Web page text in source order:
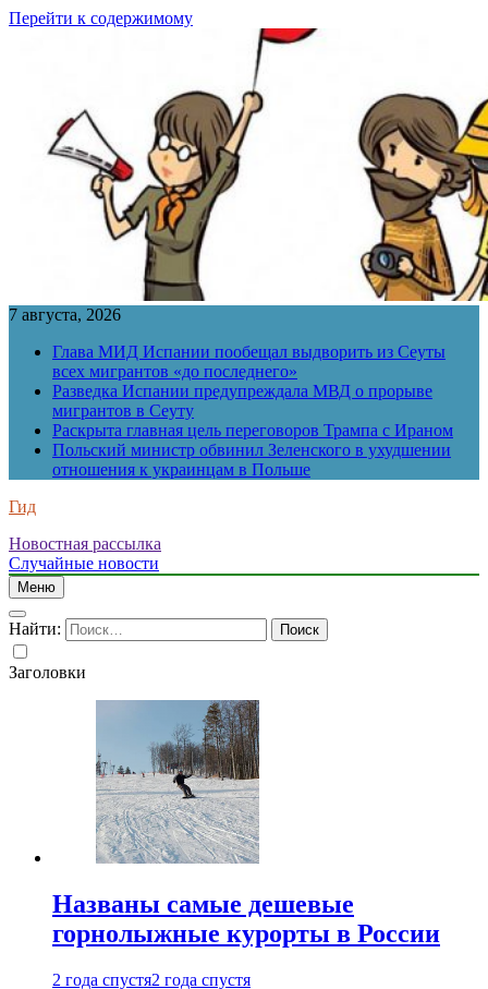
Перейти к содержимому
7 августа, 2026
Глава МИД Испании пообещал выдворить из Сеуты
всех мигрантов «до последнего»
Разведка Испании предупреждала МВД о прорыве
мигрантов в Сеуту
Раскрыта главная цель переговоров Трампа с Ираном
Польский министр обвинил Зеленского в ухудшении
отношения к украинцам в Польше
Гид
Новостная рассылка
Случайные новости
Меню
Найти:
Заголовки
Названы самые дешевые
горнолыжные курорты в России
2 года спустя2 года спустя